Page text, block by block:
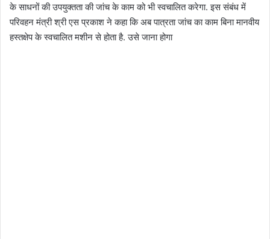
के साधनों की उपयुक्तता की जांच के काम को भी स्वचालित करेगा. इस संबंध में
परिवहन मंत्री श्री एस प्रकाश ने कहा कि अब पात्रता जांच का काम बिना मानवीय
हस्तक्षेप के स्वचालित मशीन से होता है. उसे जाना होगा